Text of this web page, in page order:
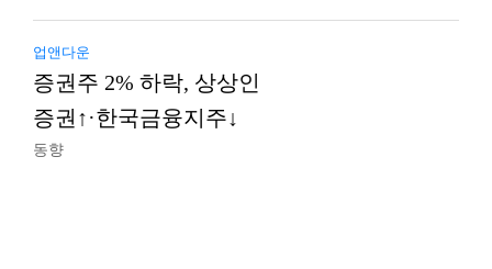
업앤다운
증권주 2% 하락, 상상인
증권↑·한국금융지주↓
동향